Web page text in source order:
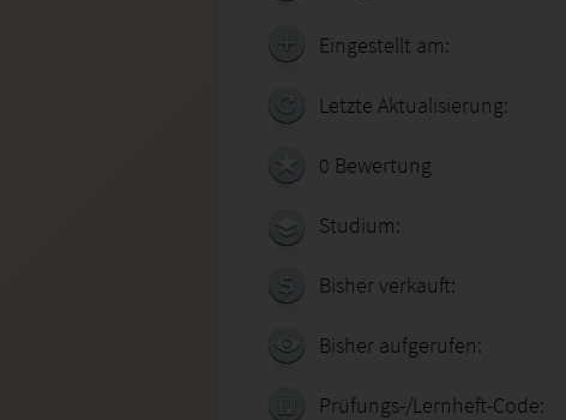
Eingestellt am:
Letzte Aktualisierung:
0 Bewertung
Studium:
Bisher verkauft:
Bisher aufgerufen:
Prüfungs-/Lernheft-Code: